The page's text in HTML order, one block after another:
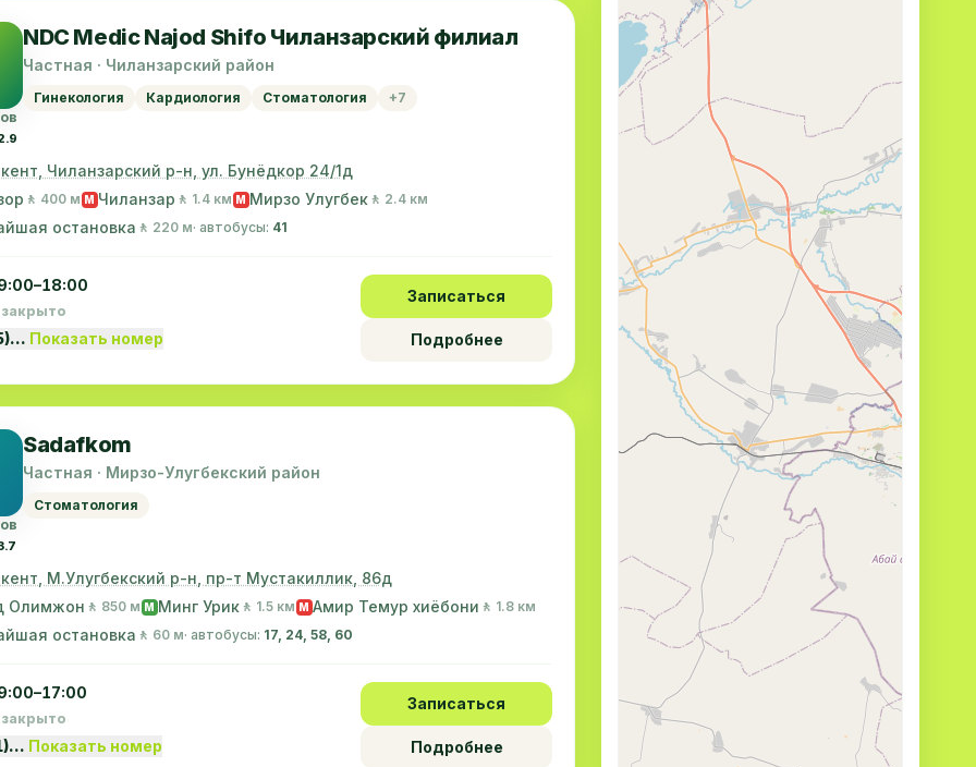
NDC Medic Najod Shifo Чиланзарский филиал
Частная · Чиланзарский район
Гинекология Кардиология Стоматология +7
Чиланзарский р-н, ул. Бунёдкор 24/1д
🚶 400 м M Чиланзар 🚶 1.4 км M Мирзо Улугбек 🚶 2.4 км
остановка 🚶 220 м· автобусы: 41
Показать номер
Записаться
Подробнее
Sadafkom
Частная · Мирзо-Улугбекский район
Стоматология
г. Ташкент, М.Улугбекский р-н, пр-т Мустакиллик, 86д
Олимжон 🚶 850 м M Минг Урик 🚶 1.5 км M Амир Темур хиёбони 🚶 1.8 км
остановка 🚶 60 м· автобусы: 17, 24, 58, 60
Показать номер
Записаться
Подробнее